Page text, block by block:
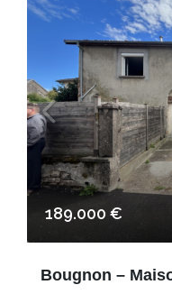
189.000 €
Bougnon –